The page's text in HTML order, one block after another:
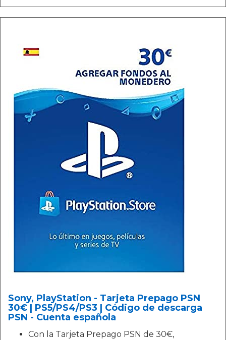
Sony, PlayStation - Tarjeta Prepago PSN
30€ | PS5/PS4/PS3 | Código de descarga
PSN - Cuenta española
Con la Tarjeta Prepago PSN de 30€,